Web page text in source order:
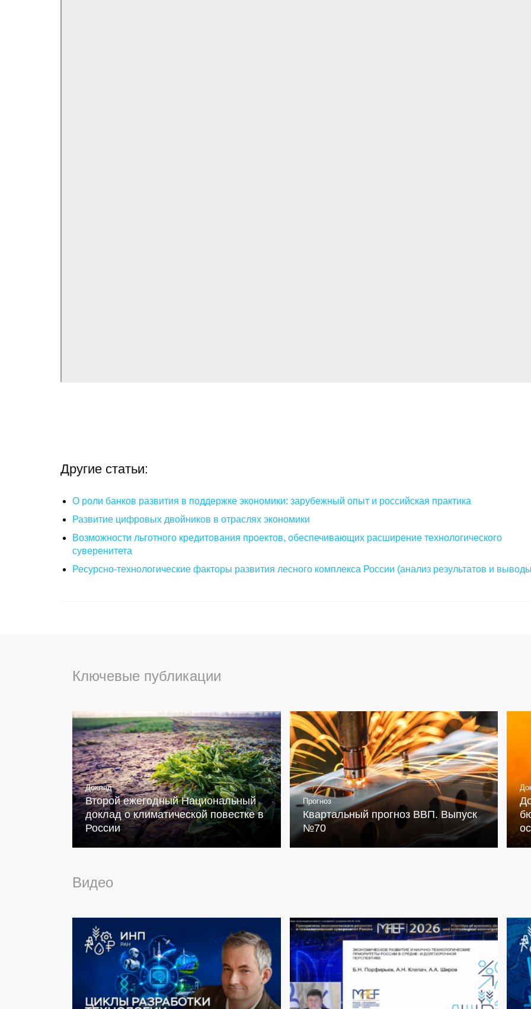
Другие статьи:
О роли банков развития в поддержке экономики: зарубежный опыт и российская практика
Развитие цифровых двойников в отраслях экономики
Возможности льготного кредитования проектов, обеспечивающих расширение технологического
суверенитета
Ресурсно-технологические факторы развития лесного комплекса России (анализ результатов и
Ключевые публикации
Доклад
Второй ежегодный Национальный
доклад о климатической повестке в
России
Прогноз
Квартальный прогноз ВВП. Выпуск
№70
Видео